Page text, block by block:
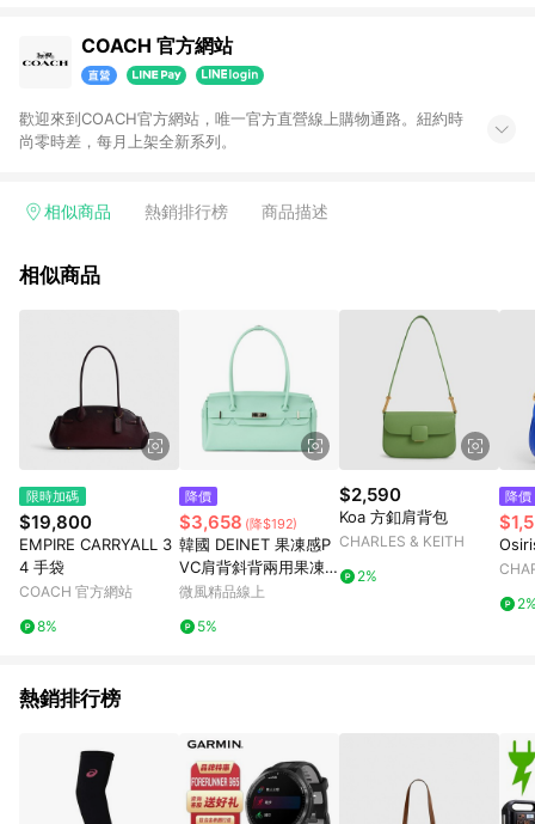
COACH 官方網站
歡迎來到COACH官方網站，唯一官方直營線上購物通路。紐約時
尚零時差，每月上架全新系列。
相似商品 熱銷排行榜 商品描述
相似商品
限時加碼
$19,800
EMPIRE CARRYALL 3
4 手袋
COACH 官方網站
8%
降價
$3,658 (降$192)
韓國 DEINET 果凍感P
VC肩背斜背兩用果凍
包 薄荷綠MINT
微風精品線上
5%
$2,590
Koa 方釦肩背包
CHARLES & KEITH
2%
降價
熱銷排行榜